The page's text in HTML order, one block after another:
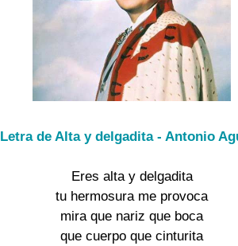
Letra de Alta y delgadita - Antonio
Eres alta y delgadita
tu hermosura me provoca
mira que nariz que boca
que cuerpo que cinturita